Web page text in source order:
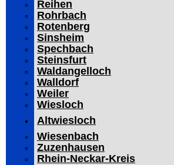
Reihen
Rohrbach
Rotenberg
Sinsheim
Spechbach
Steinsfurt
Waldangelloch
Walldorf
Weiler
Wiesloch
Altwiesloch
Wiesenbach
Zuzenhausen
Rhein-Neckar-Kreis